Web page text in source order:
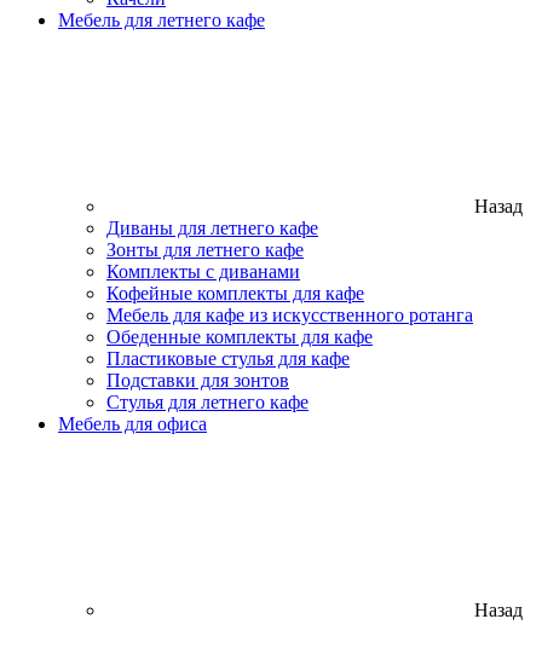
Мебель для летнего кафе
Назад
Диваны для летнего кафе
Зонты для летнего кафе
Комплекты с диванами
Кофейные комплекты для кафе
Мебель для кафе из искусственного ротанга
Обеденные комплекты для кафе
Пластиковые стулья для кафе
Подставки для зонтов
Стулья для летнего кафе
Мебель для офиса
Назад